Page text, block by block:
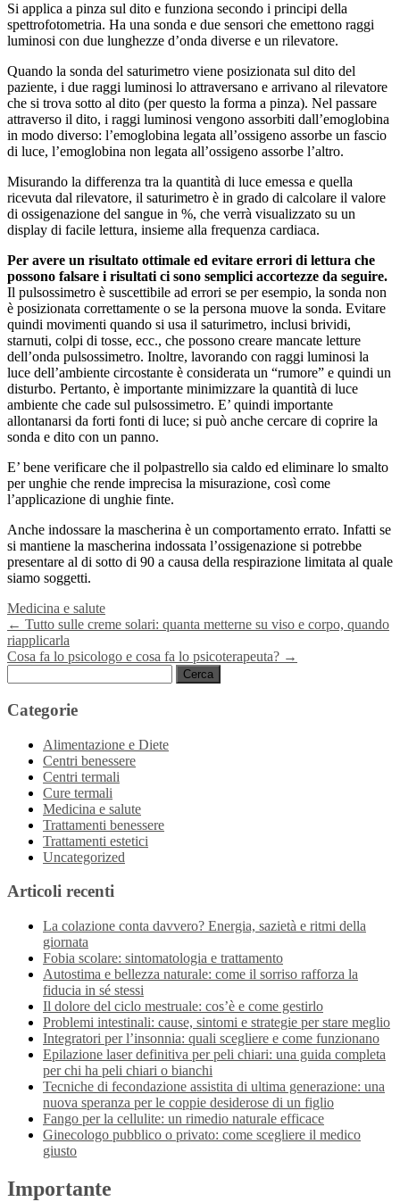
Si applica a pinza sul dito e funziona secondo i principi della
spettrofotometria. Ha una sonda e due sensori che emettono raggi
luminosi con due lunghezze d’onda diverse e un rilevatore.
Quando la sonda del saturimetro viene posizionata sul dito del
paziente, i due raggi luminosi lo attraversano e arrivano al rilevatore
che si trova sotto al dito (per questo la forma a pinza). Nel passare
attraverso il dito, i raggi luminosi vengono assorbiti dall’emoglobina
in modo diverso: l’emoglobina legata all’ossigeno assorbe un fascio
di luce, l’emoglobina non legata all’ossigeno assorbe l’altro.
Misurando la differenza tra la quantità di luce emessa e quella
ricevuta dal rilevatore, il saturimetro è in grado di calcolare il valore
di ossigenazione del sangue in %, che verrà visualizzato su un
display di facile lettura, insieme alla frequenza cardiaca.
Per avere un risultato ottimale ed evitare errori di lettura che
possono falsare i risultati ci sono semplici accortezze da seguire.
Il pulsossimetro è suscettibile ad errori se per esempio, la sonda non
è posizionata correttamente o se la persona muove la sonda. Evitare
quindi movimenti quando si usa il saturimetro, inclusi brividi,
starnuti, colpi di tosse, ecc., che possono creare mancate letture
dell’onda pulsossimetro. Inoltre, lavorando con raggi luminosi la
luce dell’ambiente circostante è considerata un “rumore” e quindi un
disturbo. Pertanto, è importante minimizzare la quantità di luce
ambiente che cade sul pulsossimetro. E’ quindi importante
allontanarsi da forti fonti di luce; si può anche cercare di coprire la
sonda e dito con un panno.
E’ bene verificare che il polpastrello sia caldo ed eliminare lo smalto
per unghie che rende imprecisa la misurazione, così come
l’applicazione di unghie finte.
Anche indossare la mascherina è un comportamento errato. Infatti se
si mantiene la mascherina indossata l’ossigenazione si potrebbe
presentare al di sotto di 90 a causa della respirazione limitata al quale
siamo soggetti.
Medicina e salute
Navigazione
articoli
← Tutto sulle creme solari: quanta metterne su viso e corpo, quando
riapplicarla
Cosa fa lo psicologo e cosa fa lo psicoterapeuta? →
per:
Categorie
Alimentazione e Diete
Centri benessere
Centri termali
Cure termali
Medicina e salute
Trattamenti benessere
Trattamenti estetici
Uncategorized
Articoli recenti
La colazione conta davvero? Energia, sazietà e ritmi della
giornata
Fobia scolare: sintomatologia e trattamento
Autostima e bellezza naturale: come il sorriso rafforza la
fiducia in sé stessi
Il dolore del ciclo mestruale: cos’è e come gestirlo
Problemi intestinali: cause, sintomi e strategie per stare meglio
Integratori per l’insonnia: quali scegliere e come funzionano
Epilazione laser definitiva per peli chiari: una guida completa
per chi ha peli chiari o bianchi
Tecniche di fecondazione assistita di ultima generazione: una
nuova speranza per le coppie desiderose di un figlio
Fango per la cellulite: un rimedio naturale efficace
Ginecologo pubblico o privato: come scegliere il medico
giusto
Importante